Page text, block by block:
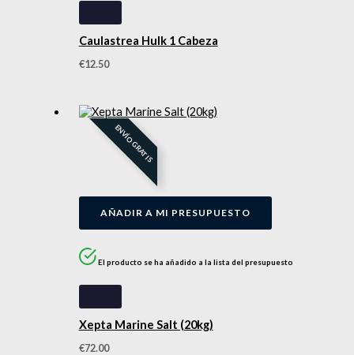
Caulastrea Hulk 1 Cabeza
€12.50
ENVÍO GRATIS
AÑADIR A MI PRESUPUESTO
El producto se ha añadido a la lista del presupuesto
Xepta Marine Salt (20kg)
€72.00